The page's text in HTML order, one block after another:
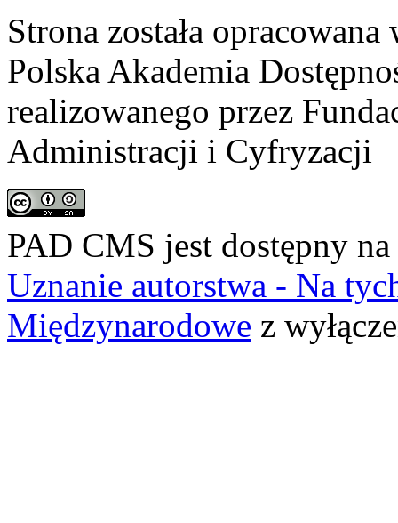
Strona została
Polska Akademia
realizowanego przez
Administracji i Cyfryzacji
PAD CMS jest dostępny na
Uznanie autorstwa - Na
Międzynarodowe z